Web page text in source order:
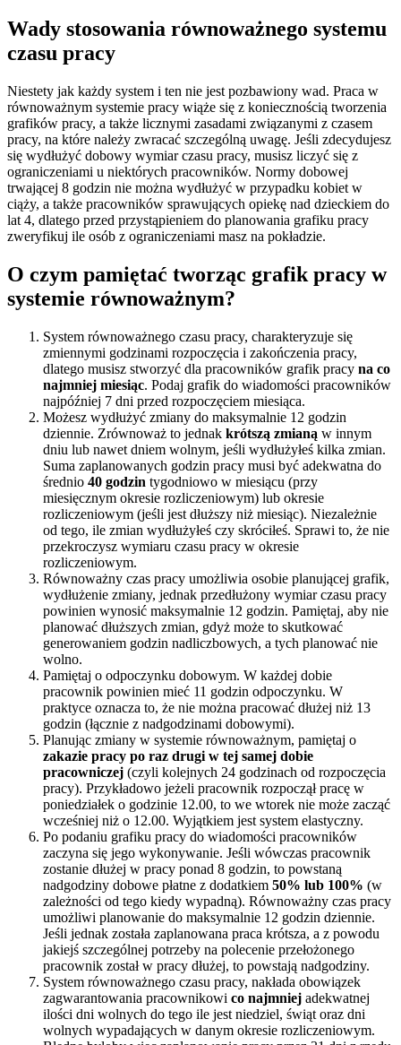
Wady stosowania równoważnego systemu
czasu pracy
Niestety jak każdy system i ten nie jest pozbawiony wad. Praca w
równoważnym systemie pracy wiąże się z koniecznością tworzenia
grafików pracy, a także licznymi zasadami związanymi z czasem
pracy, na które należy zwracać szczególną uwagę. Jeśli zdecydujesz
się wydłużyć dobowy wymiar czasu pracy, musisz liczyć się z
ograniczeniami u niektórych pracowników. Normy dobowej
trwającej 8 godzin nie można wydłużyć w przypadku kobiet w
ciąży, a także pracowników sprawujących opiekę nad dzieckiem do
lat 4, dlatego przed przystąpieniem do planowania grafiku pracy
zweryfikuj ile osób z ograniczeniami masz na pokładzie.
O czym pamiętać tworząc grafik pracy w
systemie równoważnym?
System równoważnego czasu pracy, charakteryzuje się
zmiennymi godzinami rozpoczęcia i zakończenia pracy,
dlatego musisz stworzyć dla pracowników grafik pracy na co
najmniej miesiąc. Podaj grafik do wiadomości pracowników
najpóźniej 7 dni przed rozpoczęciem miesiąca.
Możesz wydłużyć zmiany do maksymalnie 12 godzin
dziennie. Zrównoważ to jednak krótszą zmianą w innym
dniu lub nawet dniem wolnym, jeśli wydłużyłeś kilka zmian.
Suma zaplanowanych godzin pracy musi być adekwatna do
średnio 40 godzin tygodniowo w miesiącu (przy
miesięcznym okresie rozliczeniowym) lub okresie
rozliczeniowym (jeśli jest dłuższy niż miesiąc). Niezależnie
od tego, ile zmian wydłużyłeś czy skróciłeś. Sprawi to, że nie
przekroczysz wymiaru czasu pracy w okresie
rozliczeniowym.
Równoważny czas pracy umożliwia osobie planującej grafik,
wydłużenie zmiany, jednak przedłużony wymiar czasu pracy
powinien wynosić maksymalnie 12 godzin. Pamiętaj, aby nie
planować dłuższych zmian, gdyż może to skutkować
generowaniem godzin nadliczbowych, a tych planować nie
wolno.
Pamiętaj o odpoczynku dobowym. W każdej dobie
pracownik powinien mieć 11 godzin odpoczynku. W
praktyce oznacza to, że nie można pracować dłużej niż 13
godzin (łącznie z nadgodzinami dobowymi).
Planując zmiany w systemie równoważnym, pamiętaj o
zakazie pracy po raz drugi w tej samej dobie
pracowniczej (czyli kolejnych 24 godzinach od rozpoczęcia
pracy). Przykładowo jeżeli pracownik rozpoczął pracę w
poniedziałek o godzinie 12.00, to we wtorek nie może zacząć
wcześniej niż o 12.00. Wyjątkiem jest system elastyczny.
Po podaniu grafiku pracy do wiadomości pracowników
zaczyna się jego wykonywanie. Jeśli wówczas pracownik
zostanie dłużej w pracy ponad 8 godzin, to powstaną
nadgodziny dobowe płatne z dodatkiem 50% lub 100% (w
zależności od tego kiedy wypadną). Równoważny czas pracy
umożliwi planowanie do maksymalnie 12 godzin dziennie.
Jeśli jednak została zaplanowana praca krótsza, a z powodu
jakiejś szczególnej potrzeby na polecenie przełożonego
pracownik został w pracy dłużej, to powstają nadgodziny.
System równoważnego czasu pracy, nakłada obowiązek
zagwarantowania pracownikowi co najmniej adekwatnej
ilości dni wolnych do tego ile jest niedziel, świąt oraz dni
wolnych wypadających w danym okresie rozliczeniowym.